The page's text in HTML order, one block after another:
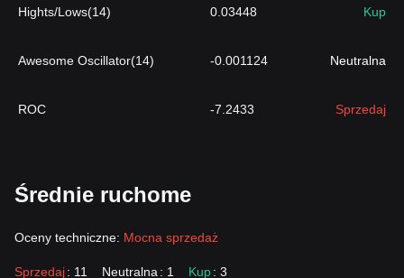
Hights/Lows(14) 0.03448 Kup
Awesome Oscillator(14) -0.001124 Neutralna
ROC -7.2433 Sprzedaj
Średnie ruchome
Oceny techniczne: Mocna sprzedaż
Sprzedaj: 11 Neutralna : 1 Kup: 3